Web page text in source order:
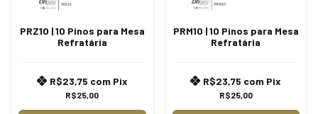
PRZ10 | 10 Pinos para Mesa
Refratária
R$25,00
R$23,75 com Pix
PRM10 | 10 Pinos para Mesa
Refratária
R$25,00
R$23,75 com Pix